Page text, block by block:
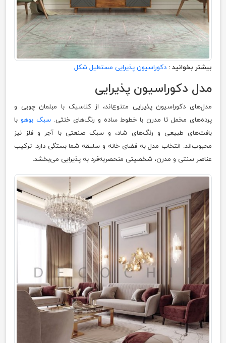
بیشتر بخوانید : دکوراسیون پذیرایی مستطیل شکل
مدل دکوراسیون پذیرایی
مدل‌های دکوراسیون پذیرایی متنوع‌اند، از کلاسیک با مبلمان چوبی و
پرده‌های مخمل تا مدرن با خطوط ساده و رنگ‌های خنثی.سبک بوهو با
بافت‌های طبیعی و رنگ‌های شاد، و سبک صنعتی با آجر و فلز نیز
محبوب‌اند. انتخاب مدل به فضای خانه و سلیقه شما بستگی دارد. ترکیب
عناصر سنتی و مدرن، شخصیتی منحصربه‌فرد به پذیرایی می‌بخشد.